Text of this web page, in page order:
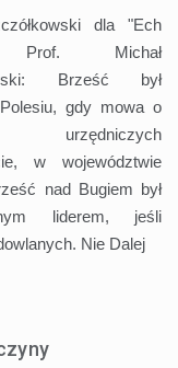
dla "Ech
Prof. Michał
Brześć był
gdy mowa o
urzędniczych
w województwie
nad Bugiem był
liderem, jeśli
Nie Dalej